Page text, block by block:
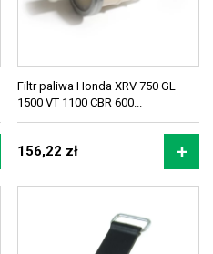
Filtr paliwa Honda XRV 750 GL
1500 VT 1100 CBR 600...
156,22 zł